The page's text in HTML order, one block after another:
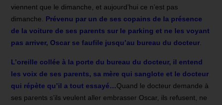
viennent que le dimanche, et aujourd’hui ce n’est pas
dimanche. Prévenu par un de ses copains de la présence
de la voiture de ses parents sur le parking et ne les voyant
pas arriver, Oscar se faufile jusqu’au bureau du docteur.
L’oreille collée à la porte du bureau du docteur, il entend
les voix de ses parents, sa mère qui sanglote et le docteur
qui répète qu’il a tout essayé…Quand le docteur demande à
ses parents s’ils veulent aller embrasser Oscar, ils refusent, ne